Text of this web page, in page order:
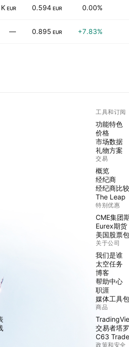
EUR 0.594 EUR 0.00%
— 0.895 EUR +7.83%
工具和订阅
功能特色
价格
市场数据
礼物方案
交易
概览
经纪商
经纪商比较
The Leap
特别优惠
CME集团
Eurex期货
美国股票包
关于公司
我们是谁
太空任务
博客
帮助中心
职涯
媒体工具包
商品
交易者塔
C63
政策和安全